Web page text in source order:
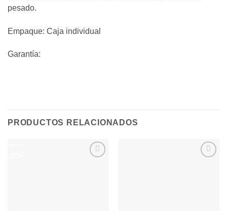
pesado.
Empaque: Caja individual
Garantía:
PRODUCTOS RELACIONADOS